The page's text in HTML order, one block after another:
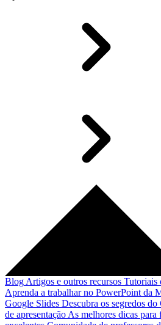
Blog Artigos e outros recursos Tutoriais
Aprenda a trabalhar no PowerPoint da
Google Slides Descubra os segredos
de apresentação As melhores dicas para